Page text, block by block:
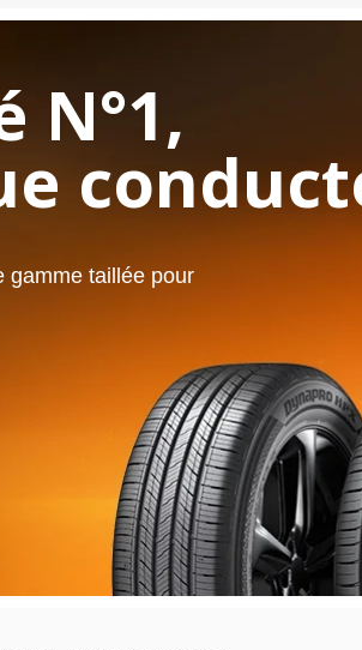
N°1,
gamme taillée pour